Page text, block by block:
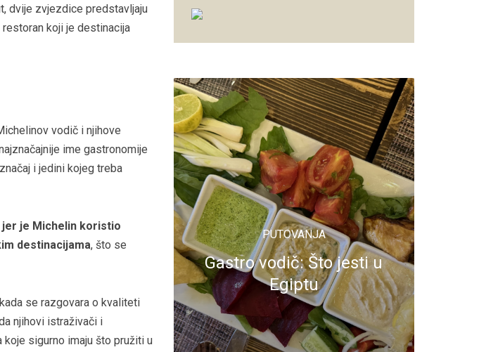
dvije zvjezdice predstavljaju
koji je destinacija
vodič i njihove
ime gastronomije
i jedini kojeg treba
je Michelin koristio
destinacijama, što se
se razgovara o kvaliteti
njihovi istraživači i
koje sigurno imaju što pružiti u
PUTOVANJA
Gastro vodič: Što jesti u
Egiptu